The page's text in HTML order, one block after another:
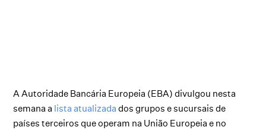
A Autoridade Bancária Europeia (EBA) divulgou nesta
semana a lista atualizada dos grupos e sucursais de
países terceiros que operam na União Europeia e no